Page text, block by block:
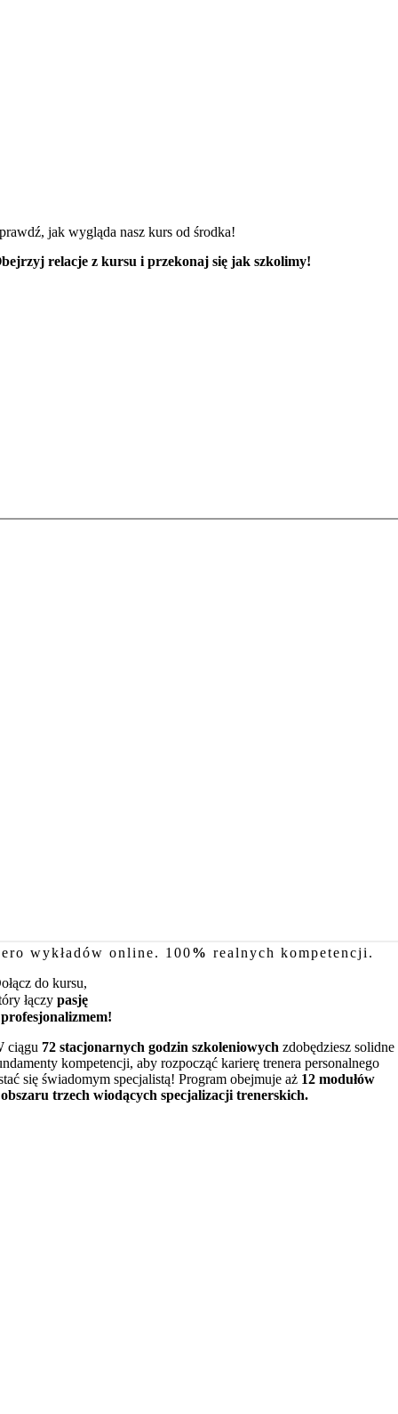
jak wygląda nasz kurs od środka!
relacje z kursu i przekonaj się jak szkolimy!
wykładów online. 100% realnych kompetencji.
do kursu,
łączypasję
ciągu 72 stacjonarnych godzin szkoleniowych zdobędziesz solidne
kompetencji, aby rozpocząć karierę trenera personalnego
się świadomym specjalistą! Program obejmuje aż 12 modułów
trzech wiodących specjalizacji trenerskich.